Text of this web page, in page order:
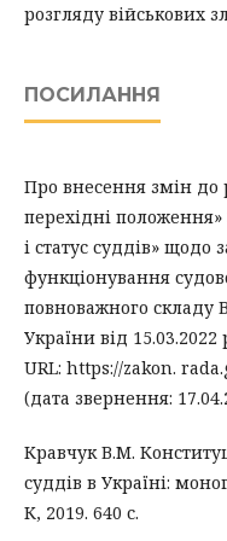
розгляду військових
ПОСИЛАННЯ
Про внесення змін до
перехідні
і статус суддів» щодо
функціонування
повноважного складу
України від
URL: https://zakon.
(дата звернення:
Кравчук В.М.
суддів в Україні:
К, 2019. 640 с.